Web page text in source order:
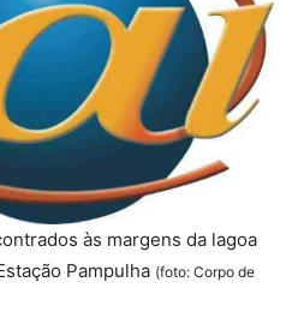
às margens da lagoa
Pampulha (foto: Corpo de